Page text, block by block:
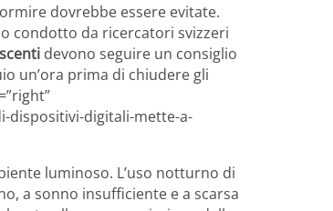
dovrebbe essere evitate.
condotto da ricercatori svizzeri
devono seguire un consiglio
un’ora prima di chiudere gli
dispositivi-digitali-mette-a-
luminoso. L’uso notturno di
a sonno insufficiente e a scarsa